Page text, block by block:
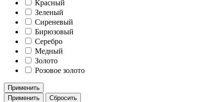
Красный
Зеленый
Сиреневый
Бирюзовый
Серебро
Медный
Золото
Розовое золото
Применить
Применить
Сбросить